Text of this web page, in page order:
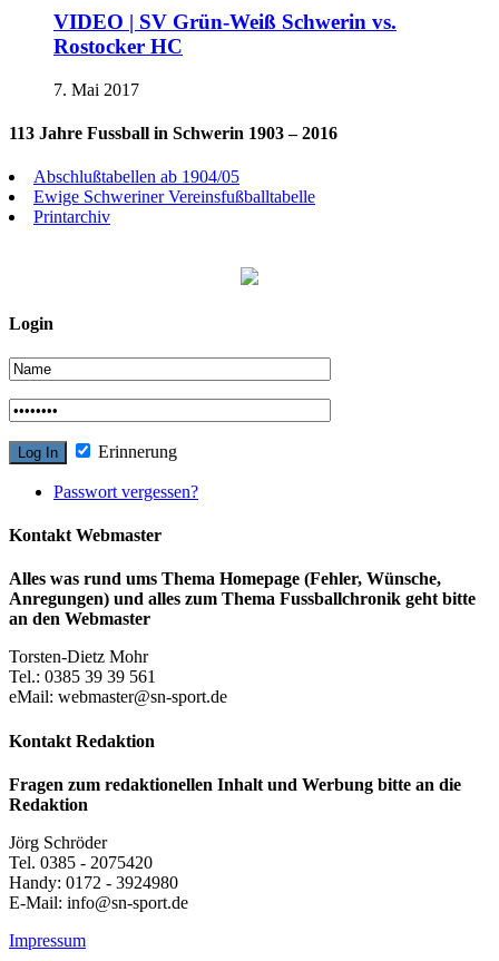
VIDEO | SV Grün-Weiß Schwerin vs.
Rostocker HC
7. Mai 2017
113 Jahre Fussball in Schwerin 1903 – 2016
Abschlußtabellen ab 1904/05
Ewige Schweriner Vereinsfußballtabelle
Printarchiv
Login
Erinnerung
Passwort vergessen?
Kontakt Webmaster
Alles was rund ums Thema Homepage (Fehler, Wünsche,
Anregungen) und alles zum Thema Fussballchronik geht bitte
an den Webmaster
Torsten-Dietz Mohr
Tel.: 0385 39 39 561
eMail: webmaster@sn-sport.de
Kontakt Redaktion
Fragen zum redaktionellen Inhalt und Werbung bitte an die
Redaktion
Jörg Schröder
Tel. 0385 - 2075420
Handy: 0172 - 3924980
E-Mail: info@sn-sport.de
Impressum